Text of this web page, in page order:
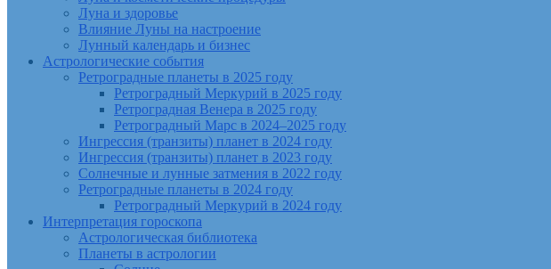
Луна и здоровье
Влияние Луны на настроение
Лунный календарь и бизнес
Астрологические события
Ретроградные планеты в 2025 году
Ретроградный Меркурий в 2025 году
Ретроградная Венера в 2025 году
Ретроградный Марс в 2024–2025 году
Ингрессия (транзиты) планет в 2024 году
Ингрессия (транзиты) планет в 2023 году
Солнечные и лунные затмения в 2022 году
Ретроградные планеты в 2024 году
Ретроградный Меркурий в 2024 году
Интерпретация гороскопа
Астрологическая библиотека
Планеты в астрологии